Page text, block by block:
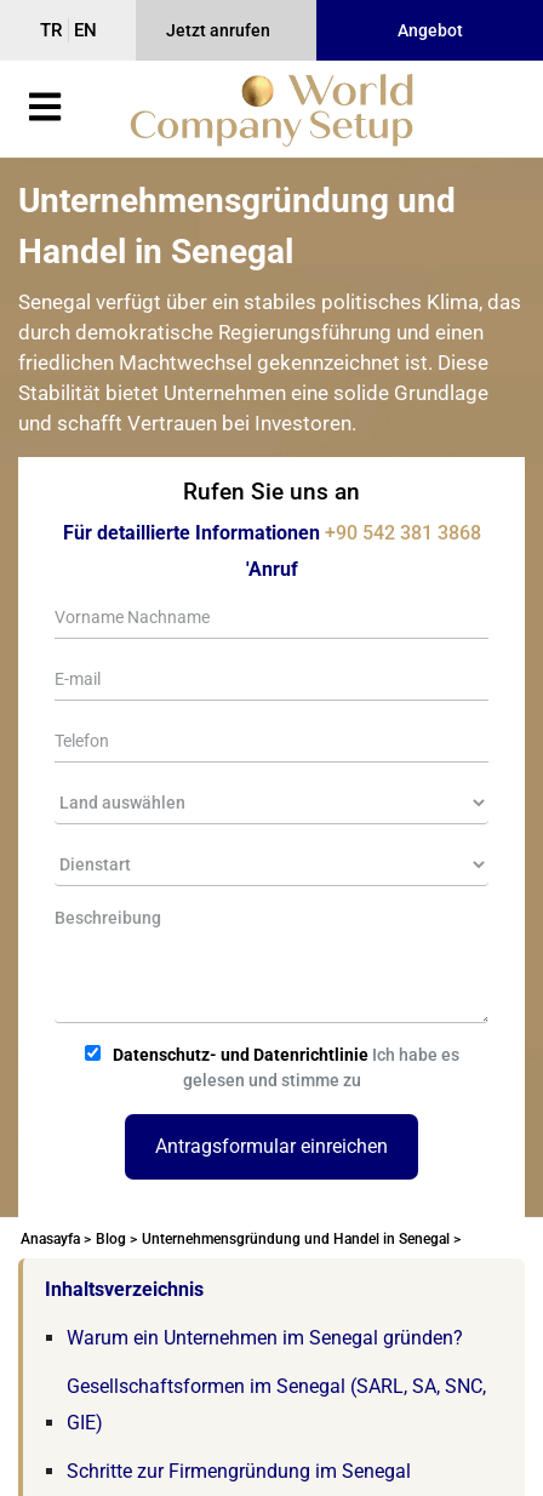
TR EN Jetzt anrufen Angebot
Unternehmensgründung und
Handel in Senegal
Senegal verfügt über ein stabiles politisches Klima, das
durch demokratische Regierungsführung und einen
friedlichen Machtwechsel gekennzeichnet ist. Diese
Stabilität bietet Unternehmen eine solide Grundlage
und schafft Vertrauen bei Investoren.
Rufen Sie uns an
Für detaillierte Informationen +90 542 381 3868
'Anruf
Datenschutz- und DatenrichtlinieIch habe es
gelesen und stimme zu
Antragsformular einreichen
Anasayfa > Blog > Unternehmensgründung und Handel in Senegal >
Inhaltsverzeichnis
Warum ein Unternehmen im Senegal gründen?
Gesellschaftsformen im Senegal (SARL, SA, SNC,
GIE)
Schritte zur Firmengründung im Senegal